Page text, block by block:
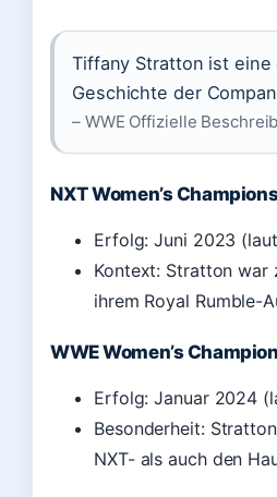
Tiffany Stratton ist eine
Geschichte der
– WWE Offizielle
NXT Women’s
Erfolg: Juni 2023
Kontext: Stratton war
ihrem Royal Rumble-
WWE Women’s
Erfolg: Januar 2024
Besonderheit:
NXT- als auch den